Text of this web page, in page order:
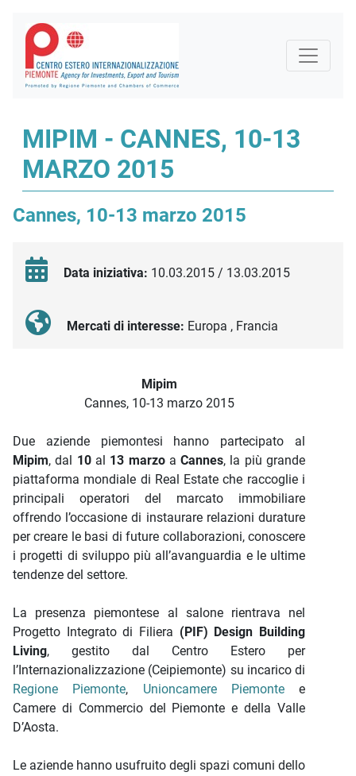
MIPIM - CANNES, 10-13
MARZO 2015
Cannes, 10-13 marzo 2015
Data iniziativa: 10.03.2015 / 13.03.2015
Mercati di interesse: Europa , Francia
Descrizione iniziativa
Mipim
Cannes, 10-13 marzo 2015
Due aziende piemontesi hanno partecipato al
Mipim, dal 10al 13 marzoaCannes, la più grande
piattaforma mondiale di Real Estate che raccoglie i
principali operatori del marcato immobiliare
offrendo l’occasione di instaurare relazioni durature
per creare le basi di future collaborazioni, conoscere
i progetti di sviluppo più all’avanguardia e le ultime
tendenze del settore.
La presenza piemontese al salone rientrava nel
Progetto Integrato di Filiera (PIF) Design Building
Living, gestito dal Centro Estero per
l’Internazionalizzazione (Ceipiemonte) su incarico di
Regione Piemonte, Unioncamere Piemontee
Camere di Commercio del Piemonte e della Valle
D’Aosta.
Le aziende hanno usufruito degli spazi comuni dello